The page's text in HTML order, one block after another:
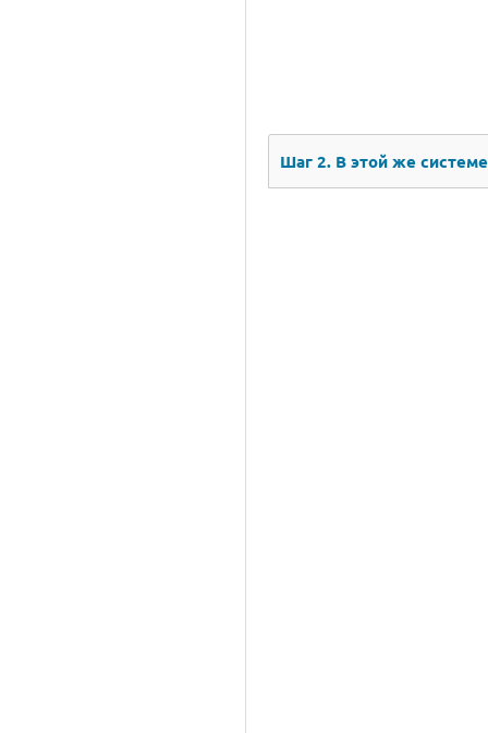
Шаг 2. В этой же